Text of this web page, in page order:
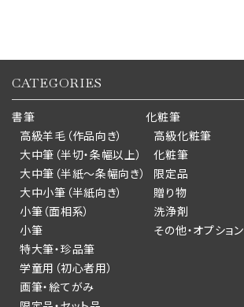
CATEGORIES
書筆
高級羊毛（作品向き）
大中筆（半切・条幅以上）
大中筆（半紙～条幅向き）
大中小筆（半紙向き）
小筆（面相系）
小筆
特大筆・珍品筆
学童用（初心者用）
画筆・絵てがみ
化粧筆
高級化粧筆
化粧筆
限定品
贈り物
洗浄剤
その他・オプション